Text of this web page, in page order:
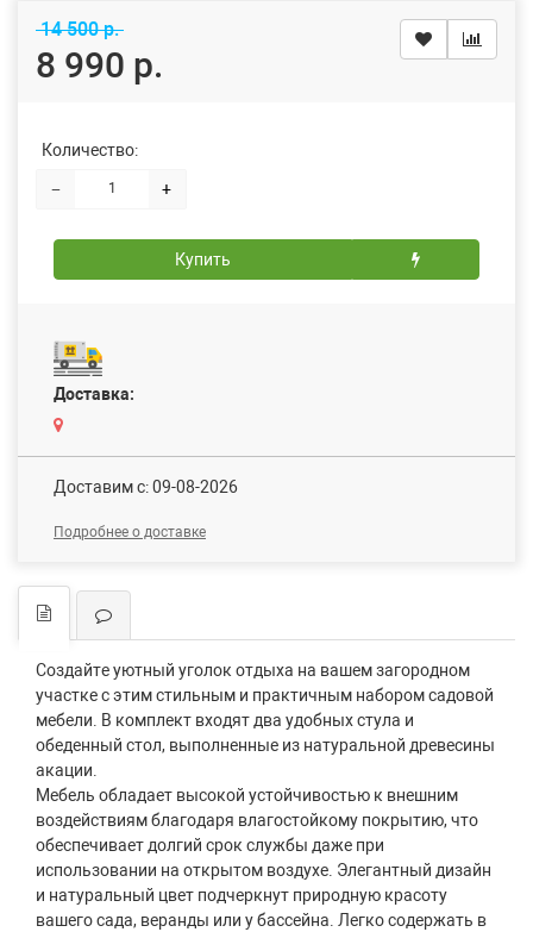
14 500 р.
8 990 р.
Количество:
− +
Купить
Доставка:
Доставим c: 09-08-2026
Подробнее о доставке
Создайте уютный уголок отдыха на вашем загородном
участке с этим стильным и практичным набором садовой
мебели. В комплект входят два удобных стула и
обеденный стол, выполненные из натуральной древесины
акации.
Мебель обладает высокой устойчивостью к внешним
воздействиям благодаря влагостойкому покрытию, что
обеспечивает долгий срок службы даже при
использовании на открытом воздухе. Элегантный дизайн
и натуральный цвет подчеркнут природную красоту
вашего сада, веранды или у бассейна. Легко содержать в